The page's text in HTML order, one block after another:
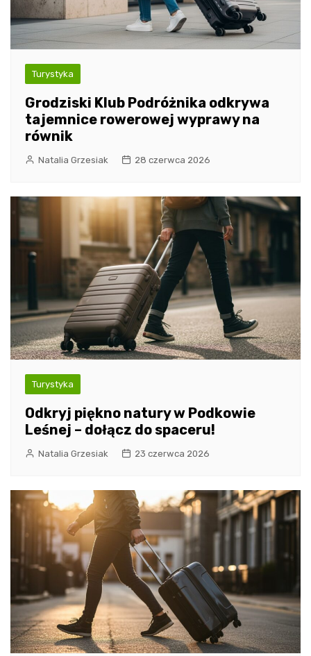
Turystyka
Grodziski Klub Podróżnika odkrywa
tajemnice rowerowej wyprawy na
równik
Natalia Grzesiak 28 czerwca 2026
Turystyka
Odkryj piękno natury w Podkowie
Leśnej – dołącz do spaceru!
Natalia Grzesiak 23 czerwca 2026